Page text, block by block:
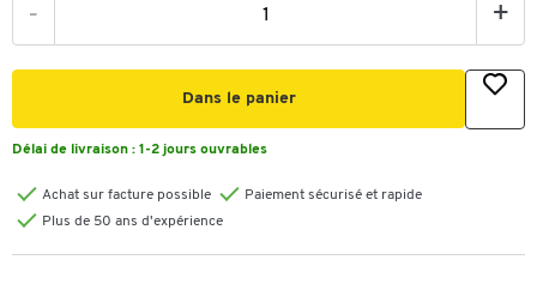
- +
Dans le panier
Délai de livraison : 1-2 jours ouvrables
Achat sur facture possible
Paiement sécurisé et rapide
Plus de 50 ans d'expérience